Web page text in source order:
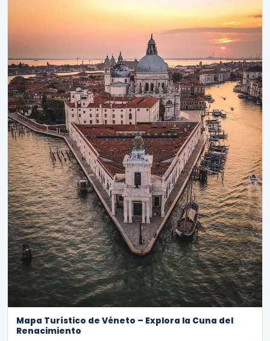
Mapa Turístico de Véneto – Explora la Cuna del
Renacimiento